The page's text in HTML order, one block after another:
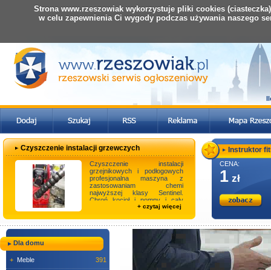
Czyszczenie instalacji grzewczych
Czyszczenie instalacji
grzejnikowych i podłogowych
profesjonalna maszyna z
zastosowaniam chemi
najwyższej klasy Sentinel.
Chroń kocioł i pompy i caly
układ przd szlamem ktory niszc
+ czytaj więcej
Instruktor
CENA:
1 zł
Dla domu
+ Meble
391
Strona www.rzeszowiak wykorzystuje pliki cookies
w celu zapewnienia Ci wygody podczas używania naszego